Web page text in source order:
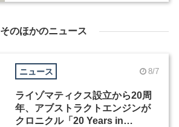
そのほかのニュース
ニュース 8/7
ライゾマティクス設立から20周
年、アブストラクトエンジンが
クロニクル「20 Years in